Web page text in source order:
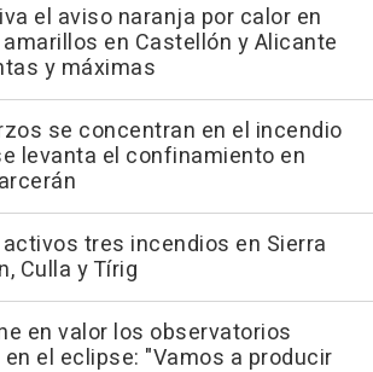
el aviso naranja por calor en
en Castellón y Alicante
y máximas
se concentran en el incendio
levanta el confinamiento en
tres incendios en Sierra
Culla y Tírig
en valor los observatorios
el eclipse: "Vamos a producir